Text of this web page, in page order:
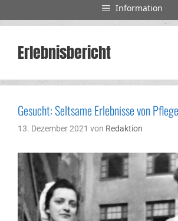
Information
Erlebnisbericht
Gesucht: Seltsame Erlebnisse von
13. Dezember 2021 von Redaktion